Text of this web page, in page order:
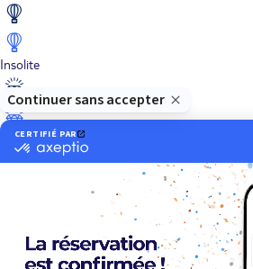
Insolite
Luxe